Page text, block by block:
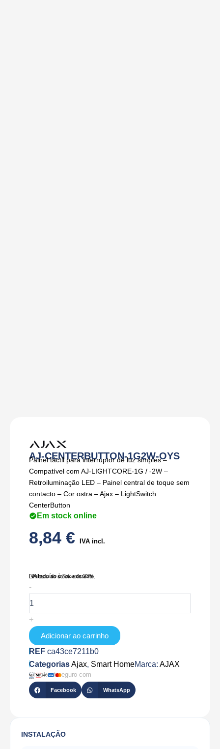
AJ-CENTERBUTTON-1G2W-OYS
Painel táctil para interruptor de luz simples –
Compatível com AJ-LIGHTCORE-1G / -2W –
Retroiluminação LED – Painel central de toque sem
contacto – Cor ostra – Ajax – LightSwitch
CenterButton
Em stock online
8,84 € IVA incl.
IVA Incluído à Taxa de 23%
Limitado ao stock existente.
-Quantidade
de
AJ-
CENTERBUTTON-
1G2W-
OYS
+
Adicionar ao carrinho
REF ca43ce7211b0
CategoriasAjax, Smart HomeMarca: AJAX
Checkout seguro com
Facebook WhatsApp
INSTALAÇÃO